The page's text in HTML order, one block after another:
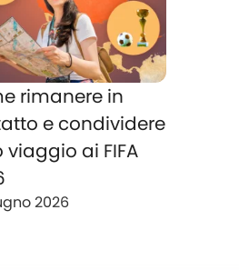
rimanere in
e condividere
viaggio ai FIFA
2026